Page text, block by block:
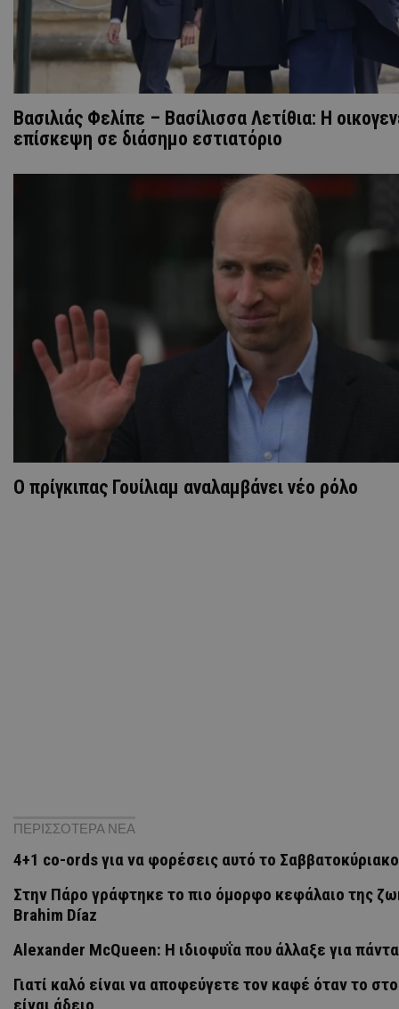
Βασιλιάς Φελίπε – Βασίλισσα Λετίθια: Η
επίσκεψη σε διάσημο εστιατόριο
Ο πρίγκιπας Γουίλιαμ αναλαμβάνει νέο ρόλο
ΠΕΡΙΣΣΟΤΕΡΑ ΝΕΑ
4+1 co-ords για να φορέσεις αυτό το Σαββατοκύριακο
Στην Πάρο γράφτηκε το πιο όμορφο κεφάλαιο της
Brahim Díaz
Alexander McQueen: Η ιδιοφυΐα που άλλαξε για
Γιατί καλό είναι να αποφεύγετε τον καφέ όταν το
είναι άδειο